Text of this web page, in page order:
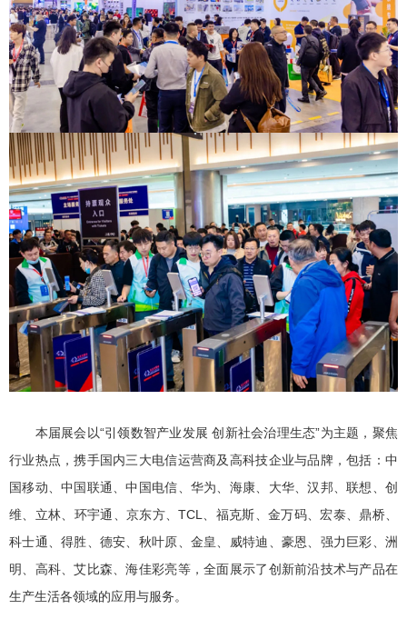
本届展会以“引领数智产业发展 创新社会治理生态”为主题，聚焦
行业热点，携手国内三大电信运营商及高科技企业与品牌，包括：中
国移动、中国联通、中国电信、华为、海康、大华、汉邦、联想、创
维、立林、环宇通、京东方、TCL、福克斯、金万码、宏泰、鼎桥、
科士通、得胜、德安、秋叶原、金皇、威特迪、豪恩、强力巨彩、洲
明、高科、艾比森、海佳彩亮等，全面展示了创新前沿技术与产品在
生产生活各领域的应用与服务。